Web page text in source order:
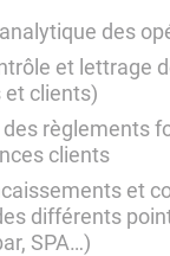
des
et lettrage
et clients)
règlements
clients
et
différents
SPA…)